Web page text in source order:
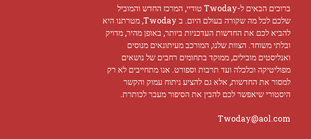
ברוכים הבאים ל-Twoday טודיי, המרכז החדש והמוביל
שלכם לכל מה שקורה בעולם היום. ב Twoday, מטרתנו היא
להביא לכם את החדשות העדכניות ביותר, באופן מהיר, מדויק
ובלתי משוחד. הצוות שלנו, המורכב מעיתונאים מנוסים
ואנליסטים מובילים, ממוקד בתחומים רחבים של נושאים
מפוליטיקה וכלכלה ועד תרבות וספורט. אנו מתחייבים לא רק
למסור את החדשות, אלא גם להציע ניתוח עמוק והקשר
היסטורי שיאפשר לכם להבין את הסיפור מעבר לכותרת.
Twoday@aol.com